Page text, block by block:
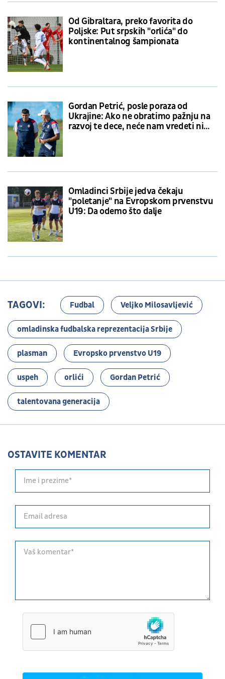
Od Gibraltara, preko favorita do
Poljske: Put srpskih "orlića" do
kontinentalnog šampionata
Gordan Petrić, posle poraza od
Ukrajine: Ako ne obratimo pažnju na
razvoj te dece, neće nam vredeti ni
Omladinci Srbije jedva čekaju
"poletanje" na Evropskom prvenstvu
U19: Da odemo što dalje
TAGOVI: Fudbal Veljko Milosavljević
omladinska fudbalska reprezentacija Srbije
plasman Evropsko prvenstvo U19
uspeh orlići Gordan Petrić
talentovana generacija
OSTAVITE KOMENTAR